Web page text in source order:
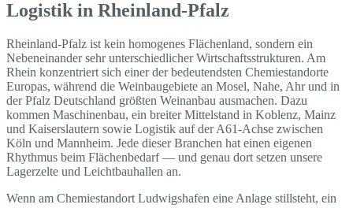
Logistik in Rheinland-Pfalz
Rheinland-Pfalz ist kein homogenes Flächenland, sondern ein
Nebeneinander sehr unterschiedlicher Wirtschaftsstrukturen. Am
Rhein konzentriert sich einer der bedeutendsten Chemiestandorte
Europas, während die Weinbaugebiete an Mosel, Nahe, Ahr und in
der Pfalz Deutschland größten Weinanbau ausmachen. Dazu
kommen Maschinenbau, ein breiter Mittelstand in Koblenz, Mainz
und Kaiserslautern sowie Logistik auf der A61-Achse zwischen
Köln und Mannheim. Jede dieser Branchen hat einen eigenen
Rhythmus beim Flächenbedarf — und genau dort setzen unsere
Lagerzelte und Leichtbauhallen an.
Wenn am Chemiestandort Ludwigshafen eine Anlage stillsteht, ein